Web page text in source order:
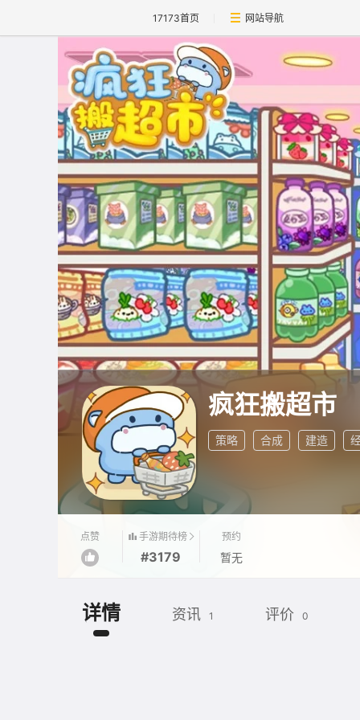
17173首页 网站导航
疯狂搬超市
策略 合成 建造
点赞 手游期待榜
#3179
预约
暂无
详情 资讯 1 评价 0